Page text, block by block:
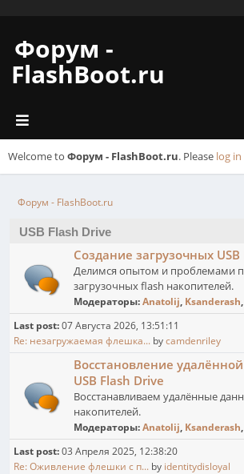
Форум -
FlashBoot.ru
Welcome to Форум - FlashBoot.ru. Please log in
Форум - FlashBoot.ru
USB Flash Drive
Создание загрузочных USB
Делимся опытом и проблемами
загрузочных flash накопителей.
Модераторы:Anatolij, Ksanderash,
Last post:07 Августа 2026, 13:51:11
Re: незагружаемая флешка... bycamdenriley
Восстановление
USB Flash Drive
Восстанавливаем удалённые
накопителей.
Модераторы:Anatolij, Ksanderash,
Last post:03 Апреля 2025, 12:38:20
Re: Оживление флешки с п... by identitydisloyal